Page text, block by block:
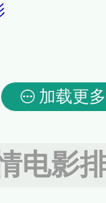
加载更多
电影